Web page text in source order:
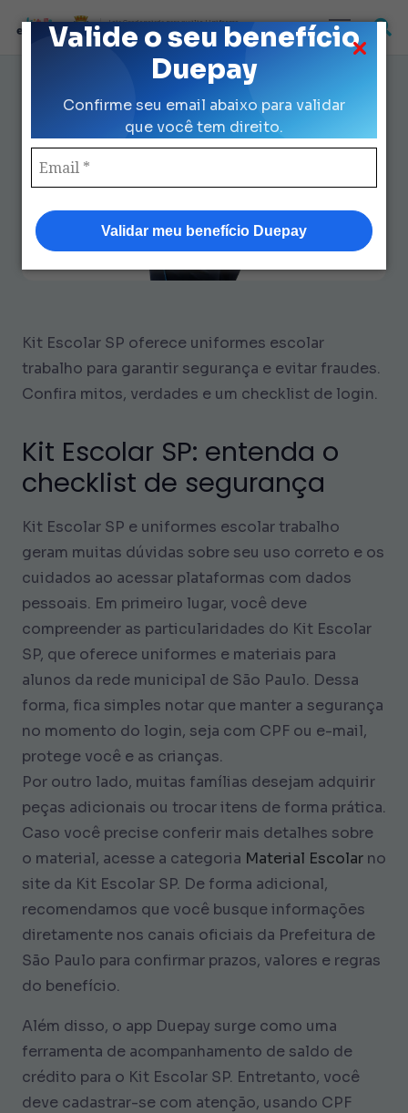
Valide o seu benefício
Duepay
Confirme seu email abaixo para validar
que você tem direito.
Validar meu benefício Duepay
Loja Credenciada para auxilio Uniforme
e Kit Escolar da Prefeitura de São Paulo
Uniformes Escolar Trabalho: 7
Mitos e Verdades + Checklist
Kit Escolar SP oferece uniformes escolar
trabalho para garantir segurança e evitar fraudes.
Confira mitos, verdades e um checklist de login.
Kit Escolar SP: entenda o
checklist de segurança
Kit Escolar SP e uniformes escolar trabalho
geram muitas dúvidas sobre seu uso correto e os
cuidados ao acessar plataformas com dados
pessoais. Em primeiro lugar, você deve
compreender as particularidades do Kit Escolar
SP, que oferece uniformes e materiais para
alunos da rede municipal de São Paulo. Dessa
forma, fica simples notar que manter a segurança
no momento do login, seja com CPF ou e-mail,
protege você e as crianças.
Por outro lado, muitas famílias desejam adquirir
peças adicionais ou trocar itens de forma prática.
Caso você precise conferir mais detalhes sobre
o material, acesse a categoria Material Escolar no
site da Kit Escolar SP. De forma adicional,
recomendamos que você busque informações
diretamente nos canais oficiais da Prefeitura de
São Paulo para confirmar prazos, valores e regras
do benefício.
Além disso, o app Duepay surge como uma
ferramenta de acompanhamento de saldo de
crédito para o Kit Escolar SP. Entretanto, você
deve cadastrar-se com atenção, usando CPF